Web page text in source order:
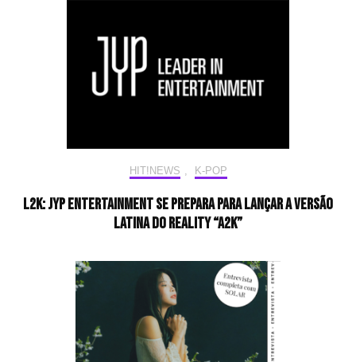
HIT!NEWS K-POP
L2K: JYP Entertainment se prepara para lançar a versão
latina do reality “A2K”